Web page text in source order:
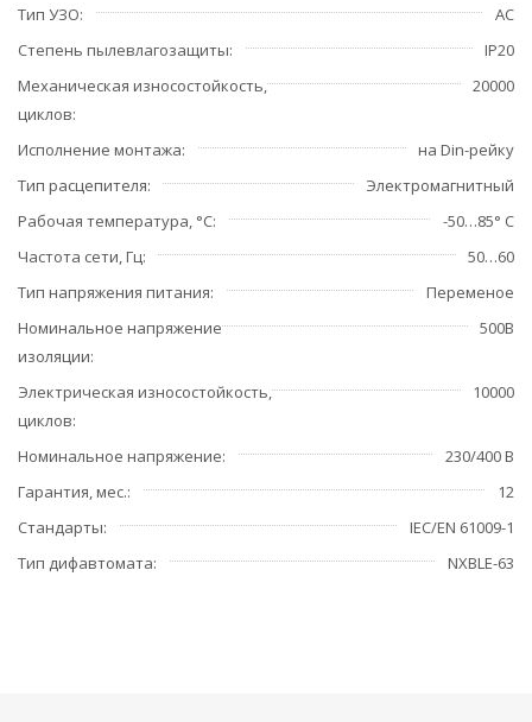
Тип УЗО
АС
Степень пылевлагозащиты
IP20
Механическая износостойкость,
циклов
20000
Исполнение монтажа
на Din-рейку
Тип расцепителя
Электромагнитный
Рабочая температура, °С
-50…85° С
Частота сети, Гц
50…60
Тип напряжения питания
Переменое
Номинальное напряжение
изоляции
500В
Электрическая износостойкость,
циклов
10000
Номинальное напряжение
230/400 В
Гарантия, мес.
12
Стандарты
IEC/EN 61009-1
Тип дифавтомата
NXBLE-63